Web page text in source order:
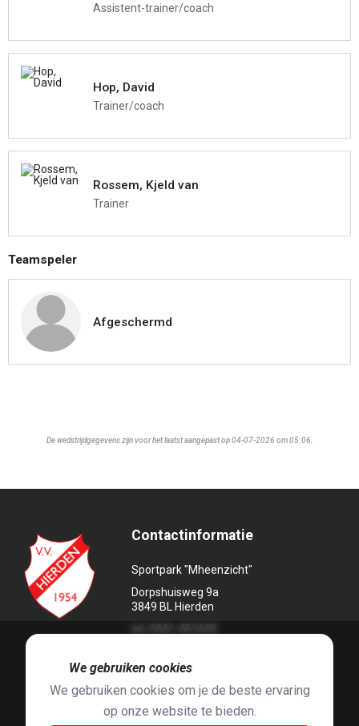
Assistent-trainer/coach
Hop, David
Trainer/coach
Rossem, Kjeld van
Trainer
Teamspeler
Afgeschermd
De wedstrijdgegevens zijn voor het laatst aangepast op 04-07-2026 om 05:06.
Contactinformatie
Sportpark "Mheenzicht"
Dorpshuisweg 9a
3849 BL Hierden
We gebruiken cookies
We gebruiken cookies om je de beste ervaring
op onze website te bieden.